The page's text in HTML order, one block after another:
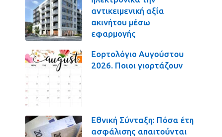
αντικειμενική αξία
ακινήτου μέσω
εφαρμογής
Εορτολόγιο Αυγούστου
2026. Ποιοι γιορτάζουν
Εθνική Σύνταξη: Πόσα έτη
ασφάλισης απαιτούνται